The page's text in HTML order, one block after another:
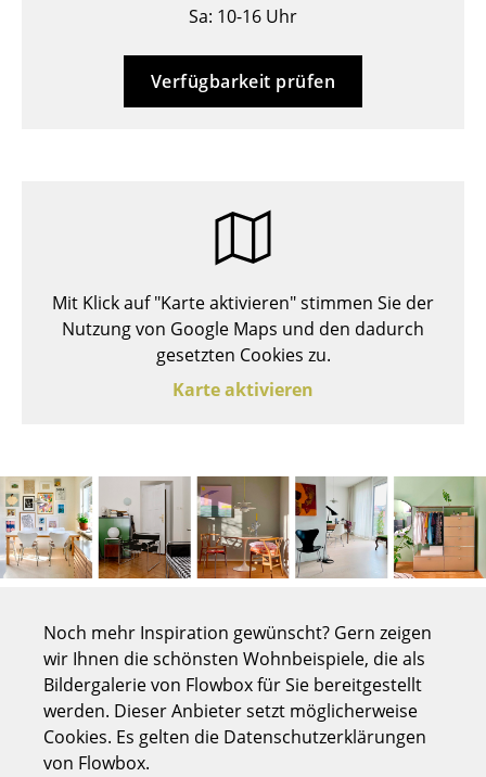
Gartenstühle
Bürosessel
Einzelteile
... alle Sitzmöbel
Esstische
Beistelltische
Couchtische
Sekretäre & PC-Tische
Konferenztische
Stehtische & Stehpulte
Sa: 10-16 Uhr
Verfügbarkeit prüfen
Mit Klick auf "Karte aktivieren" stimmen Sie der
Nutzung von Google Maps und den dadurch
gesetzten Cookies zu.
Karte aktivieren
Noch mehr Inspiration gewünscht? Gern zeigen
wir Ihnen die schönsten Wohnbeispiele, die als
Bildergalerie von Flowbox für Sie bereitgestellt
werden. Dieser Anbieter setzt möglicherweise
Cookies. Es gelten die Datenschutzerklärungen
von Flowbox.